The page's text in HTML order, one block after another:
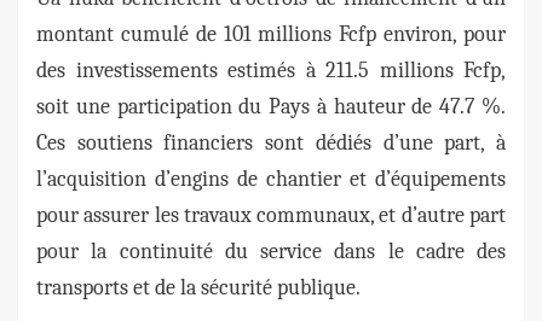
montant cumulé de 101 millions Fcfp environ, pour
des investissements estimés à 211.5 millions Fcfp,
soit une participation du Pays à hauteur de 47.7 %.
Ces soutiens financiers sont dédiés d’une part, à
l’acquisition d’engins de chantier et d’équipements
pour assurer les travaux communaux, et d’autre part
pour la continuité du service dans le cadre des
transports et de la sécurité publique.